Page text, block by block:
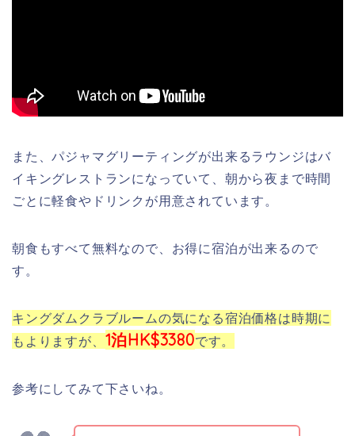
また、パジャマグリーティングが出来るラウンジはバ
イキングレストランになっていて、朝から夜まで時間
ごとに軽食やドリンクが用意されています。
朝食もすべて無料なので、お得に宿泊が出来るので
す。
キングダムクラブルームの気になる宿泊価格は時期に
もよりますが、 1泊HK$3380です。
参考にしてみて下さいね。